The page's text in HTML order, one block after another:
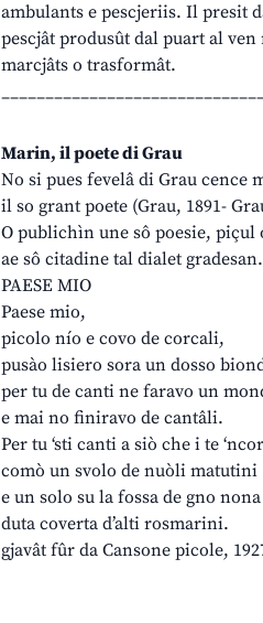
ambulants e pescjeriis. Il presit
pescjât produsût dal puart al
marcjâts o trasformât.
Marin, il poete di Grau
No si pues fevelâ di Grau cence
il so grant poete (Grau, 1891-
O publichìn une sô poesie, piçul
ae sô citadine tal dialet gradesan.
PAESE MIO
Paese mio,
picolo nío e covo de corcali,
pusào lisiero sora un dosso
per tu de canti ne faravo un
e mai no finiravo de cantâli.
Per tu ‘sti canti a siò che i te
comò un svolo de nuòli matutini
e un solo su la fossa de gno nona
duta coverta d’alti rosmarini.
gjavât fûr da Cansone picole,